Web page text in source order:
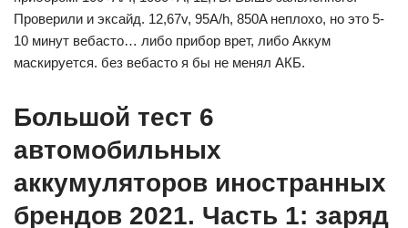
Проверили и эксайд. 12,67v, 95A/h, 850A неплохо, но это 5-
10 минут вебасто… либо прибор врет, либо Аккум
маскируется. без вебасто я бы не менял АКБ.
Большой тест 6
автомобильных
аккумуляторов иностранных
брендов 2021. Часть 1: заряд